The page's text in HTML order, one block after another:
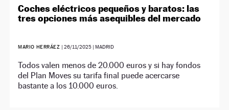
Coches eléctricos pequeños y baratos: las
tres opciones más asequibles del mercado
MARIO HERRÁEZ | 26/11/2025| MADRID
Todos valen menos de 20.000 euros y si hay fondos
del Plan Moves su tarifa final puede acercarse
bastante a los 10.000 euros.